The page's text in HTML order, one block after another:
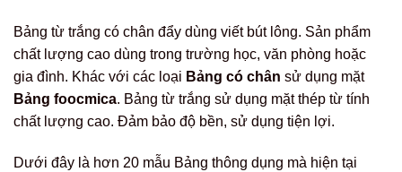
Bảng từ trắng có chân đẩy dùng viết bút lông. Sản phẩm
chất lượng cao dùng trong trường học, văn phòng hoặc
gia đình. Khác với các loại Bảng có chân sử dụng mặt
Bảng foocmica. Bảng từ trắng sử dụng mặt thép từ tính
chất lượng cao. Đảm bảo độ bền, sử dụng tiện lợi.
Dưới đây là hơn 20 mẫu Bảng thông dụng mà hiện tại